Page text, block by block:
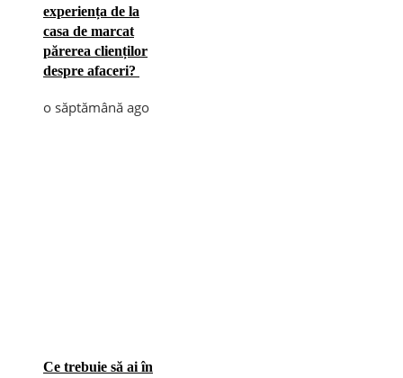
experiența de la
casa de marcat
părerea clienților
despre afaceri?
o săptămână ago
Ce trebuie să ai în